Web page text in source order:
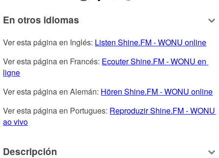
En otros idiomas
Ver esta página en Inglés: Listen Shine.FM - WONU online
Ver esta página en Francés: Ecouter Shine.FM - WONU en
ligne
Ver esta página en Alemán: Hören Shine.FM - WONU online
Ver esta página en Portugues: Reproduzir Shine.FM - WONU
ao vivo
Descripción